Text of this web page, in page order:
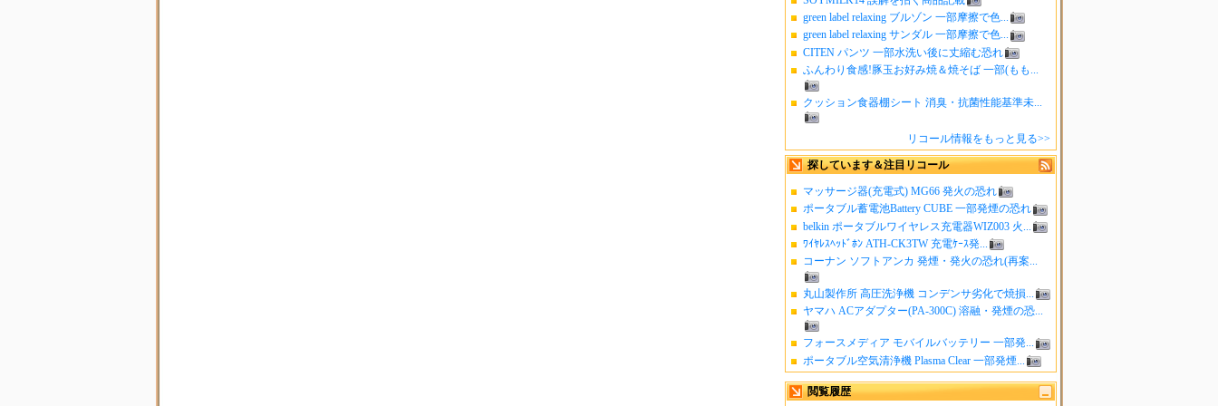
green label relaxing ブルゾン 一部摩擦で色...
green label relaxing サンダル 一部摩擦で色...
CITEN パンツ 一部水洗い後に丈縮む恐れ
ふんわり食感!豚玉お好み焼＆焼そば 一部(もも...
クッション食器棚シート 消臭・抗菌性能基準未...
リコール情報をもっと見る>>
探しています＆注目リコール
マッサージ器(充電式) MG66 発火の恐れ
ポータブル蓄電池Battery CUBE 一部発煙の恐れ
belkin ポータブルワイヤレス充電器WIZ003 火...
ﾜｲﾔﾚｽﾍｯﾄﾞﾎﾝ ATH-CK3TW 充電ｹｰｽ発...
コーナン ソフトアンカ 発煙・発火の恐れ(再案...
丸山製作所 高圧洗浄機 コンデンサ劣化で焼損...
ヤマハ ACアダプター(PA-300C) 溶融・発煙の恐...
フォースメディア モバイルバッテリー 一部発...
ポータブル空気清浄機 Plasma Clear 一部発煙...
閲覧履歴